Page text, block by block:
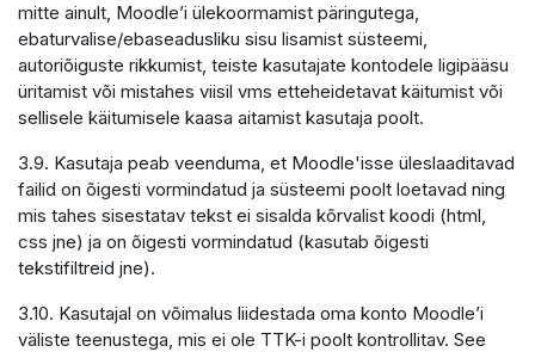
mitte ainult, Moodle’i ülekoormamist päringutega,
ebaturvalise/ebaseadusliku sisu lisamist süsteemi,
autoriõiguste rikkumist, teiste kasutajate kontodele ligipääsu
üritamist või mistahes viisil vms etteheidetavat käitumist või
sellisele käitumisele kaasa aitamist kasutaja poolt.
3.9. Kasutaja peab veenduma, et Moodle'isse üleslaaditavad
failid on õigesti vormindatud ja süsteemi poolt loetavad ning
mis tahes sisestatav tekst ei sisalda kõrvalist koodi (html,
css jne) ja on õigesti vormindatud (kasutab õigesti
tekstifiltreid jne).
3.10. Kasutajal on võimalus liidestada oma konto Moodle’i
väliste teenustega, mis ei ole TTK-i poolt kontrollitav. See